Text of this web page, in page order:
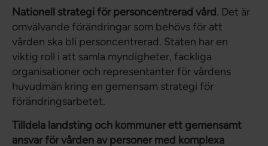
Nationell strategi för personcentrerad vård. Det är
omvälvande förändringar som behövs för att
vården ska bli personcentrerad. Staten har en
viktig roll i att samla myndigheter, fackliga
organisationer och representanter för vårdens
huvudmän kring en gemensam strategi för
förändringsarbetet.
Tilldela landsting och kommuner ett gemensamt
ansvar för vården av personer med komplexa